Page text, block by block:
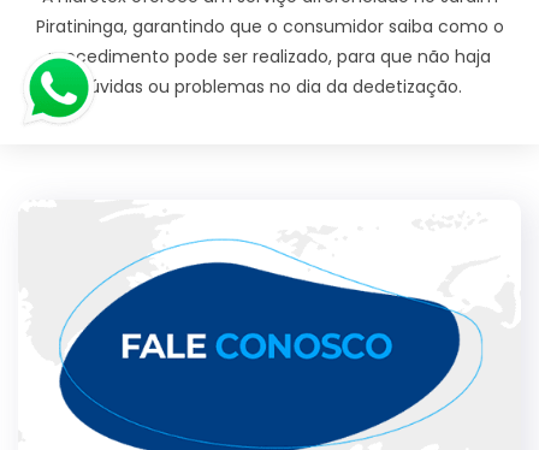
Piratininga, garantindo que o consumidor saiba como o
procedimento pode ser realizado, para que não haja
dúvidas ou problemas no dia da dedetização.